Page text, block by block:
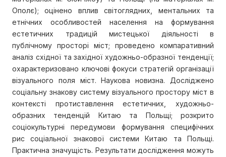
Ополє); оцінено вплив світоглядних, ментальних та
етнічних особливостей населення на формування
естетичних традицій мистецької діяльності в
публічному просторі міст; проведено компаративний
аналіз східної та західної художньо-образної тенденції;
охарактеризовано ключові фокуси стратегій організації
візуального поля міст. Наукова новизна. Досліджено
соціальну знакову систему візуального простору міст в
контексті протиставлення естетичних, художньо-
образних тенденцій Китаю та Польщі; розкрито
соціокультурні передумови формування специфічних
рис соціальної знакової системи Китаю та Польщі.
Практична значущість. Результати дослідження можуть